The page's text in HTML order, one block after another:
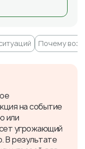
Почему
на событие
или
угрожающий
В результате